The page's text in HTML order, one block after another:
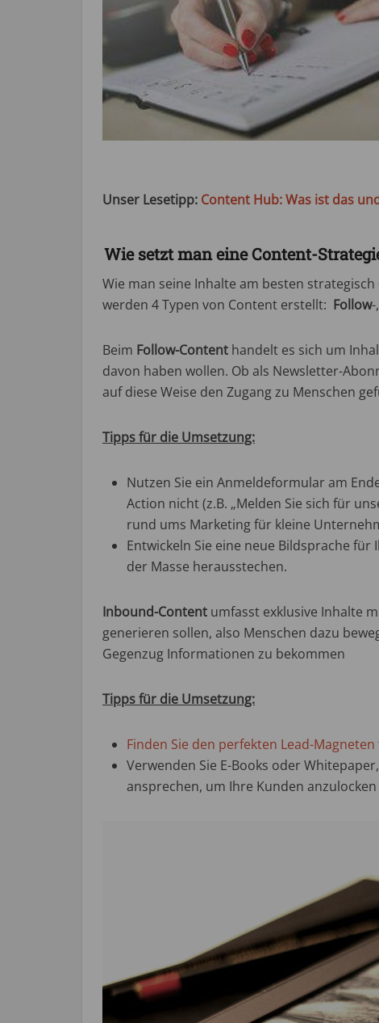
Unser Lesetipp: Content Hub: Was ist das
Wie setzt man eine Content-
Wie man seine Inhalte am besten
werden 4 Typen von Content erstellt: Follow-,
Beim Follow-Content handelt es sich um
davon haben wollen. Ob als Newsletter-
auf diese Weise den Zugang zu Menschen
Tipps für die Umsetzung:
Nutzen Sie ein Anmeldeformular am
Action nicht (z.B. „Melden Sie sich für
rund ums Marketing für kleine
Entwickeln Sie eine neue Bildsprache
der Masse herausstechen.
Inbound-Content umfasst exklusive Inhalte
generieren sollen, also Menschen dazu
Gegenzug Informationen zu bekommen
Tipps für die Umsetzung:
Finden Sie den perfekten Lead-Magneten
Verwenden Sie E-Books oder
ansprechen, um Ihre Kunden anzulocken
JA, ​jetzt